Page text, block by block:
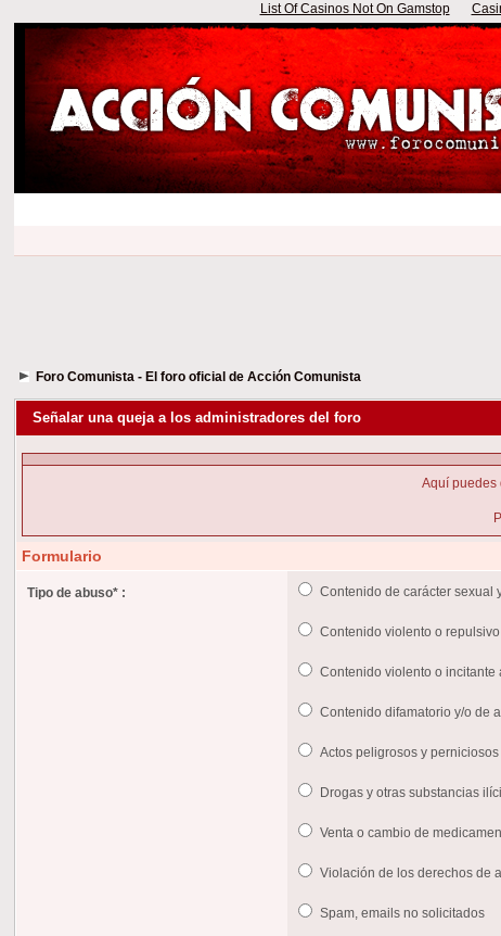
List Of Casinos Not On Gamstop
Foro Comunista - El foro oficial de Acción Comunista
Señalar una queja a los administradores del foro
Aquí puedes
Formulario
Tipo de abuso* : Contenido de carácter sexual
Contenido violento o repulsivo
Contenido violento o incitante
Contenido difamatorio y/o de
Actos peligrosos y perniciosos
Drogas y otras substancias
Venta o cambio de
Violación de los derechos de
Spam, emails no solicitados